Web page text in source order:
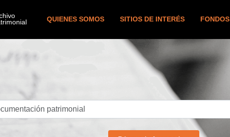
QUIENES SOMOS SITIOS DE INTERÉS FONDOS